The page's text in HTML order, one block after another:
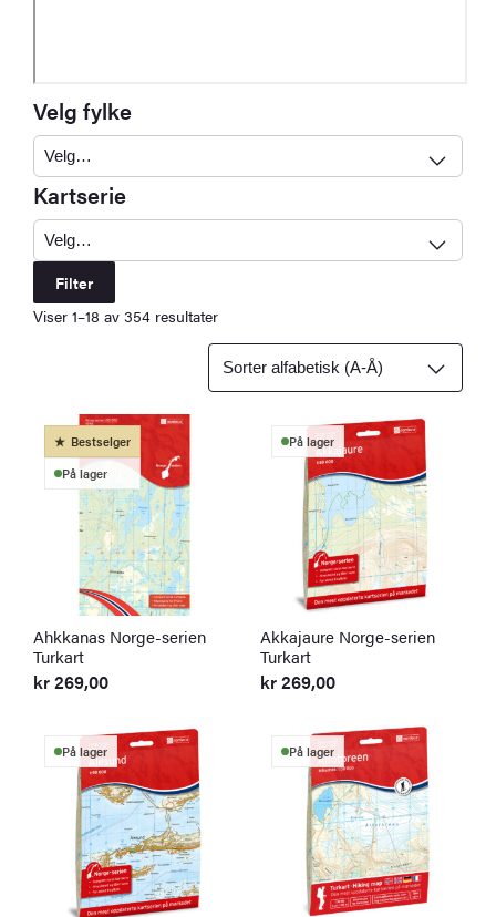
Velg fylke
Kartserie
Filter
Viser 1–18 av 354 resultater
Bestselger
På lager
Ahkkanas Norge-serien
Turkart
kr269,00
På lager
Akkajaure Norge-serien
Turkart
kr269,00
På lager På lager